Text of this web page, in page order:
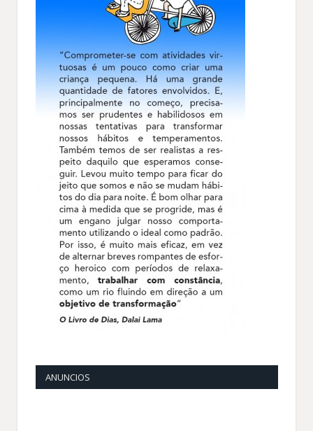
ANUNCIOS